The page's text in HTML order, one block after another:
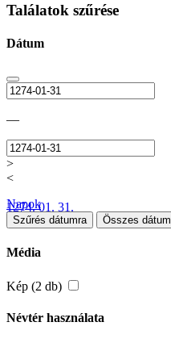
Találatok szűrése
Dátum
—
>
<
1274. 01. 31.
Napok
Szűrés dátumra Összes dátum
Média
Kép (2 db)
Névtér használata